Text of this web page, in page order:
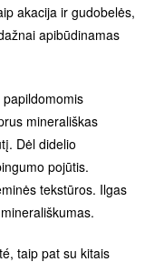
akacija ir gudobelės,
apibūdinamas
minerališkas
Dėl didelio
pojūtis.
tekstūros. Ilgas
taip pat su kitais